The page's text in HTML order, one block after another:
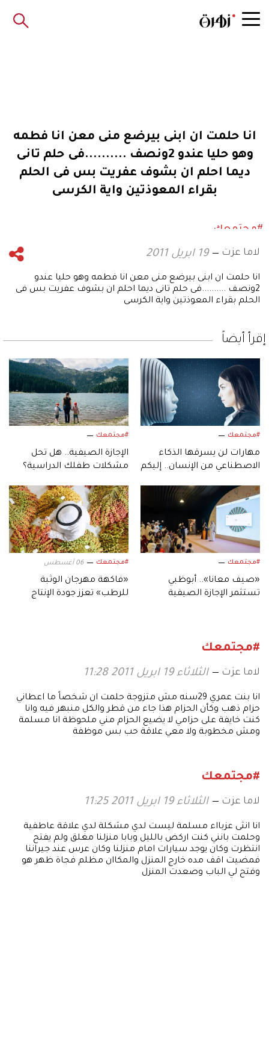
انا حلمت ان ابنى بيرضع منى معن انا فطمه
وهو حليا عندو 2ونصف ..........فى حلم تانى
ديما احلم ان بشوف عفريت بس فى الحلم
بقراء المعوذتين واية الكرسى
#مجتمعك
لاما عزت 19 ابريل 2011
انا حلمت ان ابنى بيرضع منى معن انا فطمه وهو حليا عندو
2ونصف ..........فى حلم تانى ديما احلم ان بشوف عفريت بس فى
الحلم بقراء المعوذتين واية الكرسى
إقرأ أيضاً
#مجتمعك
مهارات لن يسرقها الذكاء
الاصطناعي من الإنسان.. إليكم
#مجتمعك
الإجازة الصيفية.. هل تحل
مشكلات طفلك الدراسية؟
#مجتمعك
«صيف معانا».. أبوظبي
تستثمر الإجازة الصيفية
#مجتمعك 06 أغسطس
«فاكهة مهرجان الوثبة
للرطب» تعزز جودة الإنتاج
#مجتمعك
لاما عزت الثلاثاء 19 ابريل 2011 11:28
انا بنت عمري 29سنه مش متزوجة حلمت ان شخصاً ما اعطاني
حزام ذهب وكأن الحزام هذا جاء من قطر والكل منبهر فيه وانا
كنت خايفة على حزامي لا يضيع الحزام مني ملحوظة انا مسلمة
ومش مخطوبة ولا معي علاقة حب بس موظفة
#مجتمعك
لاما عزت الثلاثاء 19 ابريل 2011 11:25
انا انثى عزبااء مسلمة ليست لدي مشكلة لدي علاقة عاطفية
وحلمت بانني كنت اركض بالليل وبابا منزلنا مغلق ولم يفتح
انتظرت وكان يوجد سيارات امام منزلنا وكان عرس عند جيراننا
فمضيت اقف مده خارج المنزل والمكاان مظلم فجاة ظهر هو
وفتح لي الباب وصعدت المنزل